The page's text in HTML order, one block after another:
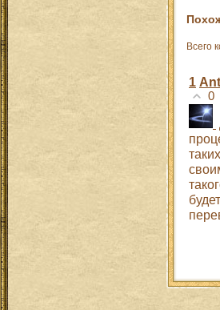
Всего
1
0